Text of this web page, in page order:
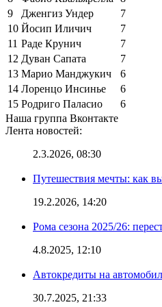
9
Дженгиз Ундер
7
10 Йосип Иличич
7
11 Раде Крунич
7
12 Дуван Сапата
7
13 Марио Манджукич
6
14 Лоренцо Инсинье
6
15 Родриго Паласио
6
Наша группа Вконтакте
Лента новостей:
2.3.2026, 08:30
Путешествия мечты: как
19.2.2026, 14:20
Рома сезона 2025/26:
4.8.2025, 12:10
Автокредиты на
30.7.2025, 21:33